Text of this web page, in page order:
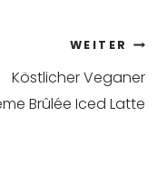
WEITER
Köstlicher Veganer
Brûlée Iced Latte